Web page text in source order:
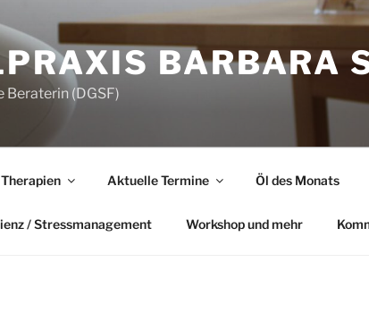
BARBARA
(DGSF)
Therapien Aktuelle Termine Öl des Monats
/ Stressmanagement Workshop und mehr